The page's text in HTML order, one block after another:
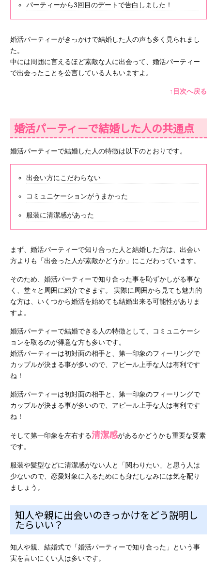
パーティーから3回目のデートで告白しました！
婚活パーティーがきっかけで結婚した人の声も多く見られまし
た。
中には周囲に言えるほど素敵な人に出会って、婚活パーティー
で出会ったことを公言している人もいますよ。
↑目次へ戻る
婚活パーティーで結婚した人の共通点
婚活パーティーで結婚した人の特徴は以下のとおりです。
出会い方にこだわらない
コミュニケーションがうまかった
服装に清潔感があった
まず、婚活パーティーで知り合った人と結婚した方は、 出会い
方よりも「出会った人が素敵かどうか」 にこだわっています。
そのため、婚活パーティーで知り合った事を恥ずかしがる事な
く、堂々と周囲に紹介できます。 実際に周囲から見ても魅力的
な方は、いくつから婚活を始めても結婚出来る可能性がありま
すよ。
婚活パーティーで結婚できる人の特徴として、
コミュニケーシ
ョンを取るのが得意な方も多いです。
婚活パーティーは初対面の相手と、第一印象のフィーリングで
カップルが決まる事が多いので、アピール上手な人は有利です
ね！
婚活パーティーは初対面の相手と、第一印象のフィーリングで
カップルが決まる事が多いので、アピール上手な人は有利です
ね！
そして第一印象を左右する清潔感があるかどうかも重要な要素
です。
服装や髪型などに清潔感がない人と「関わりたい」と思う人は
少ないので、恋愛対象に入るためにも身だしなみには気を配り
ましょう。
知人や親に出会いのきっかけをどう説明し
たらいい？
知人や親、結婚式で「婚活パーティーで知り合った」という事
実を言いにくい人は多いです。